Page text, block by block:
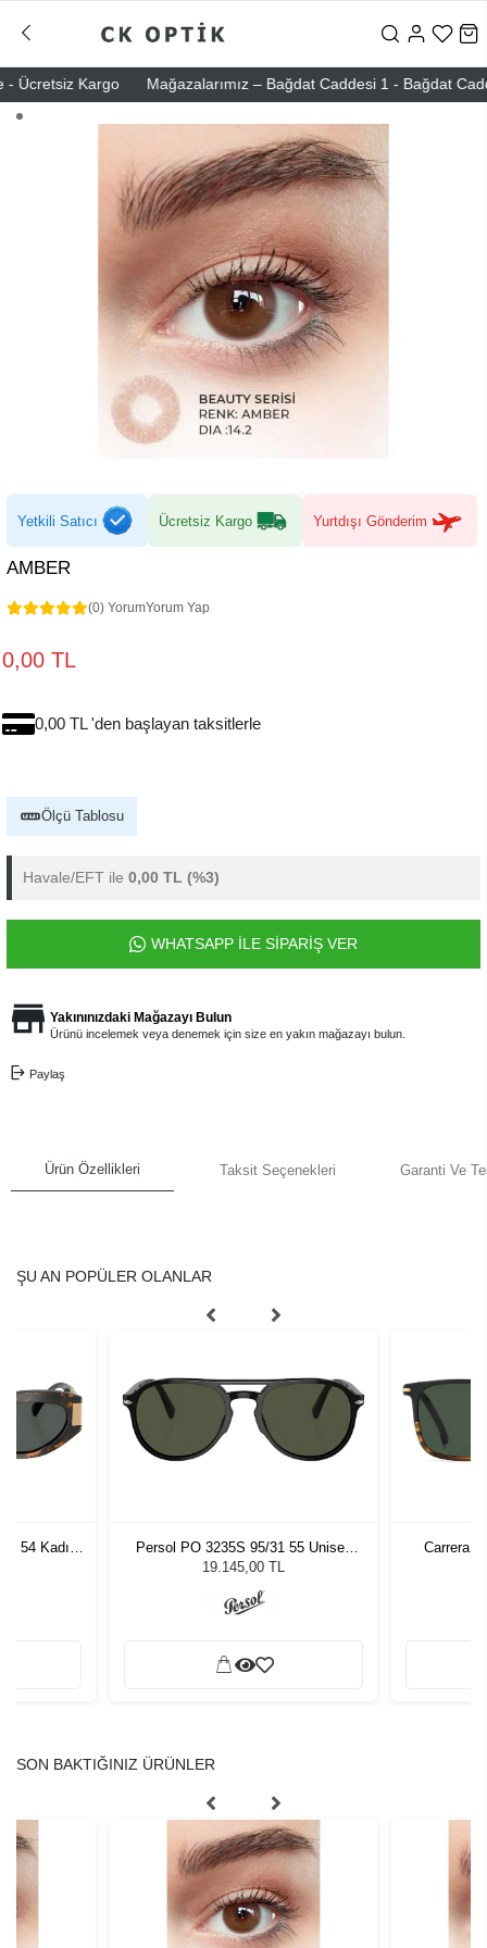
Kargo Mağazalarımız – Bağdat Caddesi 1 - Bağdat
Yetkili Satıcı Ücretsiz Kargo Yurtdışı Gönderim
AMBER
(0) YorumYorum Yap
0,00 TL
0,00 TL 'den başlayan taksitlerle
Ölçü Tablosu
Havale/EFT ile 0,00 TL (%3)
WHATSAPP İLE SİPARİŞ VER
Yakınınızdaki Mağazayı Bulun
Ürünü incelemek veya denemek için size en yakın mağazayı bulun.
Paylaş
Ürün Özellikleri Taksit Seçenekleri Garanti Ve
ŞU AN POPÜLER OLANLAR
54 Kadın
Persol PO 3235S 95/31 55 Unisex
Güneş Gözlüğü
19.145,00 TL
Carrera
SON BAKTIĞINIZ ÜRÜNLER